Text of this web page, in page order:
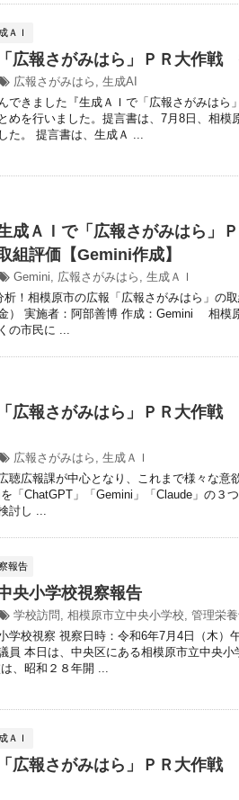
ＡＩ
広報さがみはら」ＰＲ大作戦
広報さがみはら , 生成AI
できました『生成ＡＩで「広報さがみはら
めを行いました。提言書は、7月8日、相模
た。 提言書は、生成Ａ ...
生成ＡＩで「広報さがみはら
組評価【Gemini作成】
Gemini, 広報さがみはら , 生成ＡＩ
！相模原市の広報「広報さがみはら」の
） 実施者：阿部善博 作成：Gemini 相模
の市民に ...
広報さがみはら」ＰＲ大作
広報さがみはら , 生成ＡＩ
聴広報課が中心となり、これまで様々な意
「ChatGPT」「Gemini」「Claude」の３
討し ...
報告
央小学校視察報告
学校訪問 , 相模原市立中央小学校, 管理栄
学校視察 視察日時：令和6年7月4日（木
員 本日は、中央区にある相模原市立中央小
、昭和２８年開 ...
ＡＩ
広報さがみはら」ＰＲ大作戦